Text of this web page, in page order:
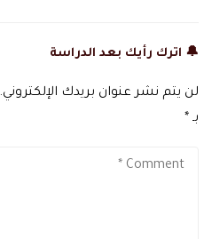
🔔 اترك رأيك بعد الدراسة
لن يتم نشر عنوان بريدك الإلكتروني.
بـ *